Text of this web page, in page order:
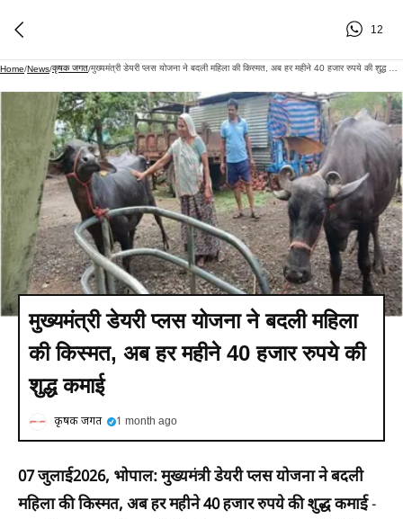
12
Home/News/कृषक जगत/
मुख्यमंत्री डेयरी प्लस योजना ने बदली महिला
की किस्मत, अब हर महीने 40 हजार रुपये की
शुद्ध कमाई
कृषक जगत 1 month ago
07 जुलाई2026, भोपाल: मुख्यमंत्री डेयरी प्लस योजना ने बदली
महिला की किस्मत, अब हर महीने 40 हजार रुपये की शुद्ध कमाई-